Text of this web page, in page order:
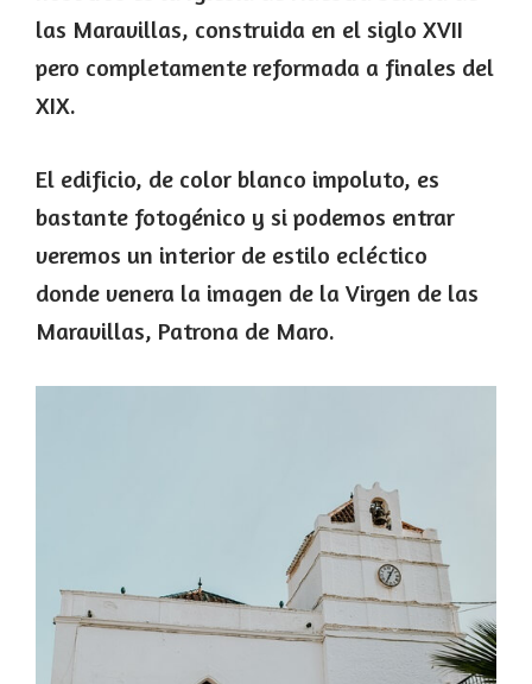
las Maravillas, construida en el siglo XVII
pero completamente reformada a finales del
XIX.
El edificio, de color blanco impoluto, es
bastante fotogénico y si podemos entrar
veremos un interior de estilo ecléctico
donde venera la imagen de la Virgen de las
Maravillas, Patrona de Maro.